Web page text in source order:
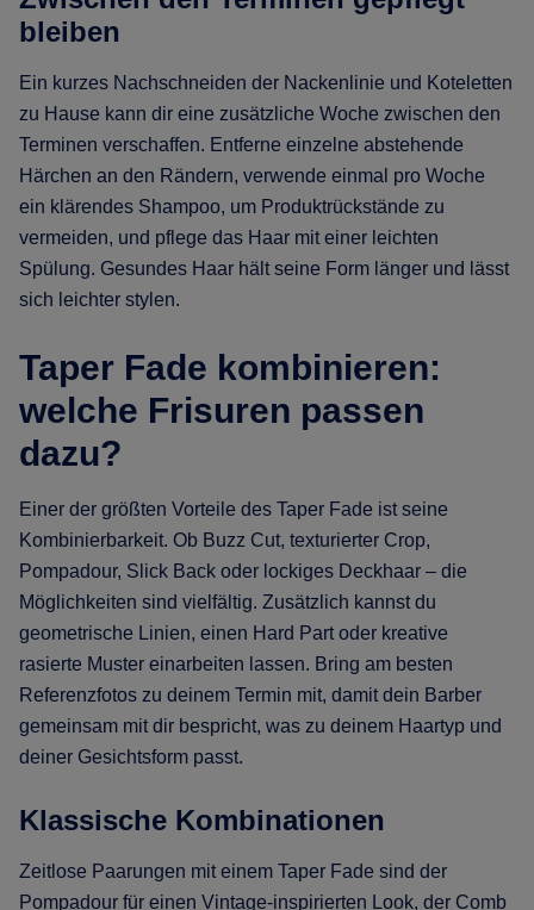
bleiben
Ein kurzes Nachschneiden der Nackenlinie und Koteletten
zu Hause kann dir eine zusätzliche Woche zwischen den
Terminen verschaffen. Entferne einzelne abstehende
Härchen an den Rändern, verwende einmal pro Woche
ein klärendes Shampoo, um Produktrückstände zu
vermeiden, und pflege das Haar mit einer leichten
Spülung. Gesundes Haar hält seine Form länger und lässt
sich leichter stylen.
Taper Fade kombinieren:
welche Frisuren passen
dazu?
Einer der größten Vorteile des Taper Fade ist seine
Kombinierbarkeit. Ob Buzz Cut, texturierter Crop,
Pompadour, Slick Back oder lockiges Deckhaar – die
Möglichkeiten sind vielfältig. Zusätzlich kannst du
geometrische Linien, einen Hard Part oder kreative
rasierte Muster einarbeiten lassen. Bring am besten
Referenzfotos zu deinem Termin mit, damit dein Barber
gemeinsam mit dir bespricht, was zu deinem Haartyp und
deiner Gesichtsform passt.
Klassische Kombinationen
Zeitlose Paarungen mit einem Taper Fade sind der
Pompadour für einen Vintage-inspirierten Look, der Comb